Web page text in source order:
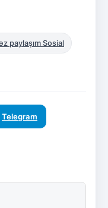
paylaşım Sosial
Telegram